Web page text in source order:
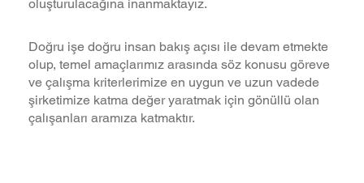
oluşturulacağına inanmaktayız.
Doğru işe doğru insan bakış açısı ile devam etmekte
olup, temel amaçlarımız arasında söz konusu göreve
ve çalışma kriterlerimize en uygun ve uzun vadede
şirketimize katma değer yaratmak için gönüllü olan
çalışanları aramıza katmaktır.